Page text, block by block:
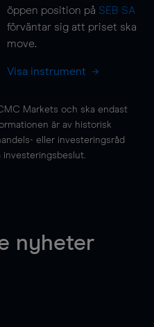
öppen position på SEB SA
förväntar sig att priset ska
move.
Visa instrument
Markets och ska endast
är av historisk
eller investeringsråd
nyheter